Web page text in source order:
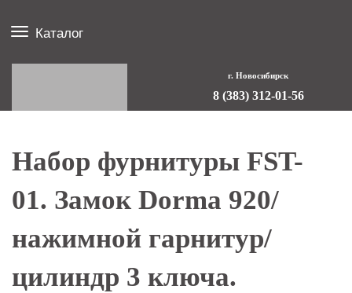
Каталог
г. Новосибирск
8 (383) 312-01-56
Набор фурнитуры FST-
01. Замок Dorma 920/
нажимной гарнитур/
цилиндр 3 ключа.